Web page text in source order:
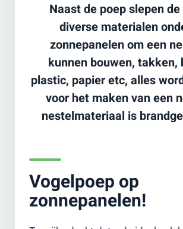
Naast de poep slepen
diverse materialen
zonnepanelen om een
kunnen bouwen, takken,
plastic, papier etc, alles
voor het maken van een
nestelmateriaal is
Vogelpoep op
zonnepanelen!